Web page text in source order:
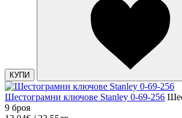
КУПИ
Шестограмни ключове Stanley 0-69-256
9 броя